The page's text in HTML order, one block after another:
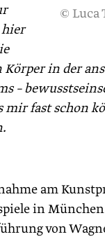
© Luca
hier
in der
–
fast schon
am
in
von